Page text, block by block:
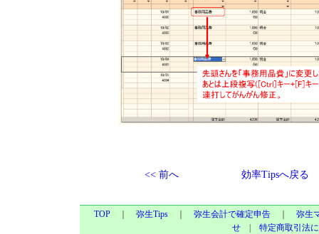
<< 前へ 効率Tipsへ戻る
TOP 弥生Tips 弥生会計で確定申告
弥生
せ
特定商取引法